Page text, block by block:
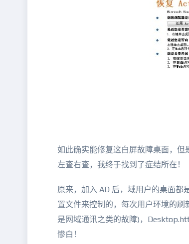
如此确实能修复这白屏故障桌面，
左查右查，我终于找到了症结所在！
原来，加入 AD 后，域用户的桌面
置文件来控制的，每次用户环境的
是网域通讯之类的故障)，
惨白！